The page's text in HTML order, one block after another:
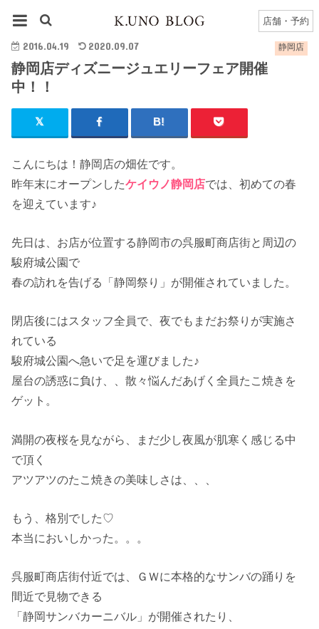
店舗・予約
静岡店ディズニージュエリーフェア開催中！！
静岡店
2016.04.19 2020.09.07
静岡店ディズニージュエリーフェア開催
中！！
こんにちは！静岡店の畑佐です。
昨年末にオープンしたケイウノ静岡店では、初めての春
を迎えています♪
先日は、お店が位置する静岡市の呉服町商店街と周辺の
駿府城公園で
春の訪れを告げる「静岡祭り」が開催されていました。
閉店後にはスタッフ全員で、夜でもまだお祭りが実施さ
れている
駿府城公園へ急いで足を運びました♪
屋台の誘惑に負け、、散々悩んだあげく全員たこ焼きを
ゲット。
満開の夜桜を見ながら、まだ少し夜風が肌寒く感じる中
で頂く
アツアツのたこ焼きの美味しさは、、、
もう、格別でした♡
本当においしかった。。。
呉服町商店街付近では、ＧＷに本格的なサンバの踊りを
間近で見物できる
「静岡サンバカーニバル」が開催されたり、